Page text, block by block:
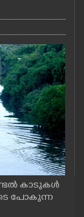
കാടുകൾ
പോകുന്ന